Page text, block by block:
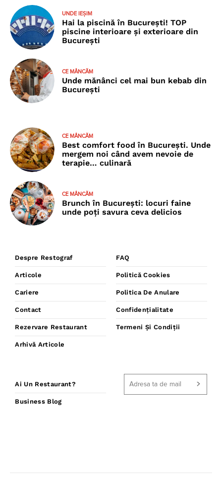
UNDE IEȘIM
Hai la piscină în București! TOP
piscine interioare și exterioare din
București
CE MÂNCĂM
Unde mănânci cel mai bun kebab din
București
CE MÂNCĂM
Best comfort food în București. Unde
mergem noi când avem nevoie de
terapie… culinară
CE MÂNCĂM
Brunch în București: locuri faine
unde poţi savura ceva delicios
Despre Restograf
Articole
Cariere
Contact
Rezervare Restaurant
Arhivă Articole
FAQ
Politică Cookies
Politica De Anulare
Confidențialitate
Termeni Și Condiții
Ai Un Restaurant?
Business Blog